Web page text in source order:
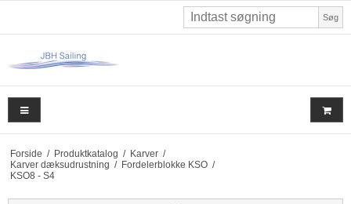
Søg
Forside / Produktkatalog / Karver /
Karver dæksudrustning / Fordelerblokke KSO /
KSO8 - S4